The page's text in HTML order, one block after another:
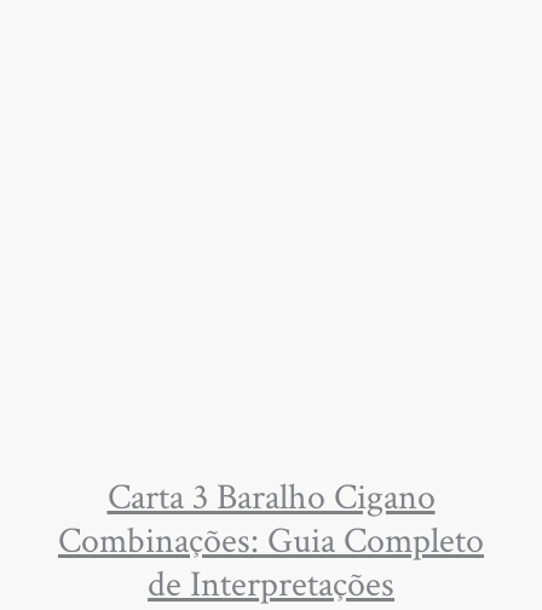
Carta 3 Baralho Cigano
Combinações: Guia Completo
de Interpretações